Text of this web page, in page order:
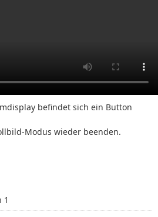
befindet sich ein Button
Modus wieder beenden.
1